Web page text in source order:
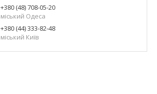
+380 (48) 708-05-20
міський Одеса
+380 (44) 333-82-48
міський Київ